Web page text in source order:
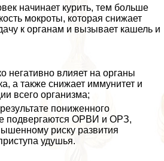
начинает курить, тем больше
мокроты, которая снижает
к органам и вызывает кашель и
негативно влияет на органы
а также снижает иммунитет и
всего организма;
пониженного
подвергаются ОРВИ и ОРЗ,
риску развития
удушья.